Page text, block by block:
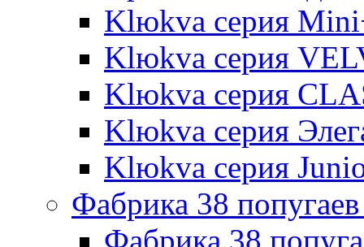
Klюkva серия
Klюkva серия
Klюkva серия
Klюkva серия
Klюkva серия
Фабрика 38